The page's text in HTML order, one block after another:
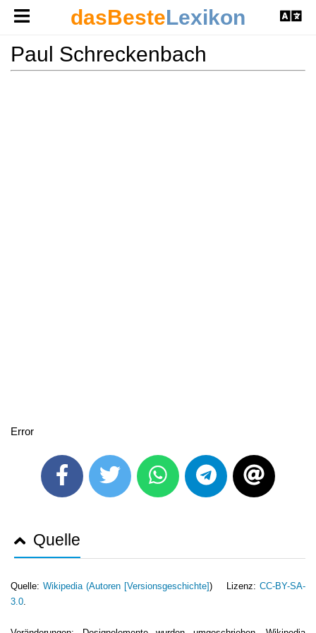
dasBesteLexikon
Paul Schreckenbach
Error
Quelle
Quelle: Wikipedia (Autoren [Versionsgeschichte]) Lizenz: CC-BY-SA-
3.0.